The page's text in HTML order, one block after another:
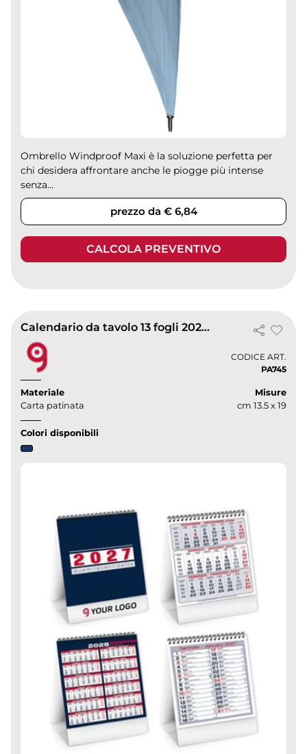
Ombrello Windproof Maxi è la soluzione perfetta per
chi desidera affrontare anche le piogge più intense
senza...
prezzo da € 6,84
CALCOLA PREVENTIVO
Calendario da tavolo 13 fogli 2027 | Tall Table cm 19x13,5
CODICE ART.
PA745
Materiale
Carta patinata
Misure
cm 13.5 x 19
Colori disponibili